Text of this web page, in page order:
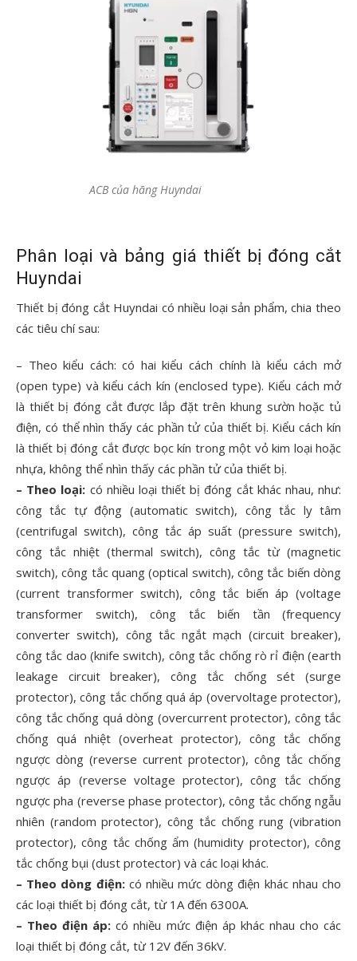
ACB của hãng Huyndai
Phân loại và bảng giá thiết bị đóng cắt
Huyndai
Thiết bị đóng cắt Huyndai có nhiều loại sản phẩm, chia theo
các tiêu chí sau:
– Theo kiểu cách: có hai kiểu cách chính là kiểu cách mở
(open type) và kiểu cách kín (enclosed type). Kiểu cách mở
là thiết bị đóng cắt được lắp đặt trên khung sườn hoặc tủ
điện, có thể nhìn thấy các phần tử của thiết bị. Kiểu cách kín
là thiết bị đóng cắt được bọc kín trong một vỏ kim loại hoặc
nhựa, không thể nhìn thấy các phần tử của thiết bị.
– Theo loại: có nhiều loại thiết bị đóng cắt khác nhau, như:
công tắc tự động (automatic switch), công tắc ly tâm
(centrifugal switch), công tắc áp suất (pressure switch),
công tắc nhiệt (thermal switch), công tắc từ (magnetic
switch), công tắc quang (optical switch), công tắc biến dòng
(current transformer switch), công tắc biến áp (voltage
transformer switch), công tắc biến tần (frequency
converter switch), công tắc ngắt mạch (circuit breaker),
công tắc dao (knife switch), công tắc chống rò rỉ điện (earth
leakage circuit breaker), công tắc chống sét (surge
protector), công tắc chống quá áp (overvoltage protector),
công tắc chống quá dòng (overcurrent protector), công tắc
chống quá nhiệt (overheat protector), công tắc chống
ngược dòng (reverse current protector), công tắc chống
ngược áp (reverse voltage protector), công tắc chống
ngược pha (reverse phase protector), công tắc chống ngẫu
nhiên (random protector), công tắc chống rung (vibration
protector), công tắc chống ẩm (humidity protector), công
tắc chống bụi (dust protector) và các loại khác.
– Theo dòng điện:có nhiều mức dòng điện khác nhau cho
các loại thiết bị đóng cắt, từ 1A đến 6300A.
– Theo điện áp: có nhiều mức điện áp khác nhau cho các
loại thiết bị đóng cắt, từ 12V đến 36kV.